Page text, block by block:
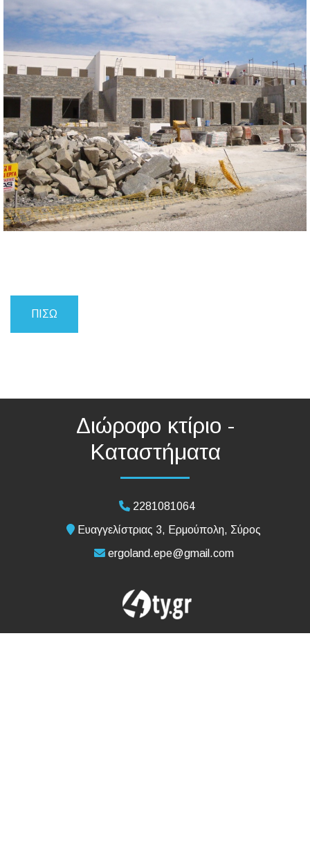
ΠΊΣΩ
Διώροφο κτίριο -
Καταστήματα
2281081064
Ευαγγελίστριας 3, Ερμούπολη, Σύρος
ergoland.epe@gmail.com